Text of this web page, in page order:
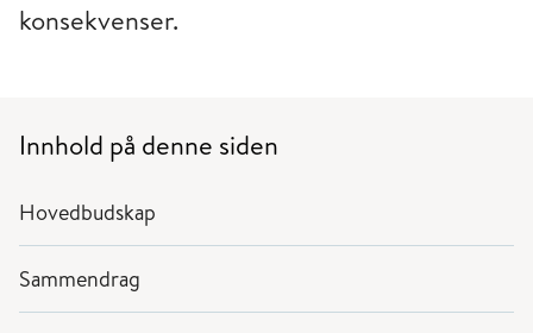
konsekvenser.
Innhold på denne siden
Hovedbudskap
Sammendrag